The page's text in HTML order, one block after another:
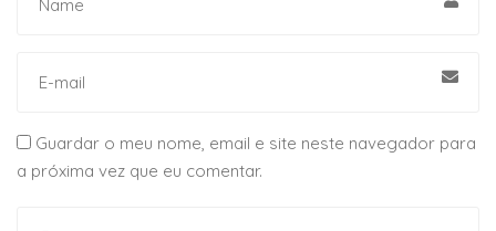
Guardar o meu nome, email e site neste navegador para
a próxima vez que eu comentar.